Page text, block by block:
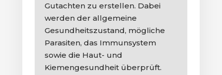
Gutachten zu erstellen. Dabei
werden der allgemeine
Gesundheitszustand, mögliche
Parasiten, das Immunsystem
sowie die Haut- und
Kiemengesundheit überprüft.